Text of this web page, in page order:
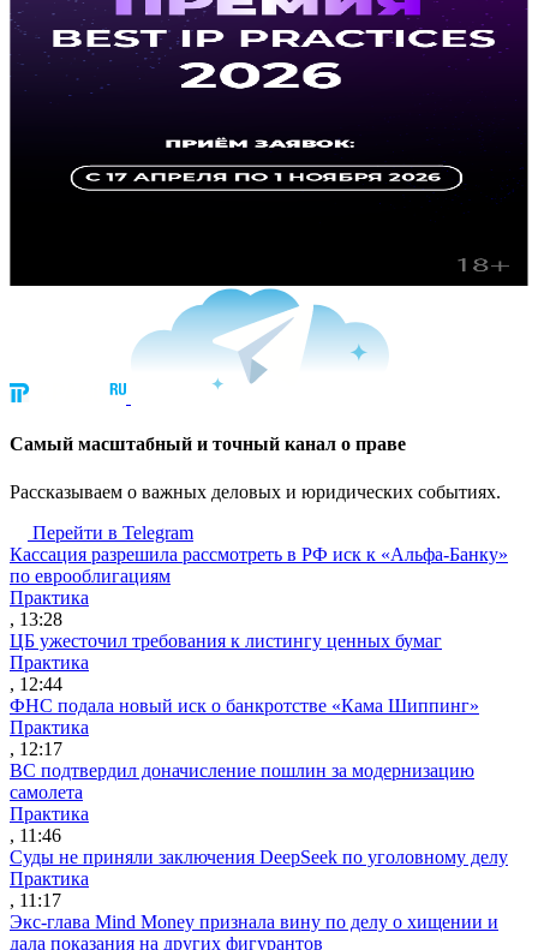
Cамый масштабный и точный канал о праве
Рассказываем о важных деловых и юридических событиях.
Перейти в Telegram
Кассация разрешила рассмотреть в РФ иск к «Альфа-Банку»
по еврооблигациям
Практика
, 13:28
ЦБ ужесточил требования к листингу ценных бумаг
Практика
, 12:44
ФНС подала новый иск о банкротстве «Кама Шиппинг»
Практика
, 12:17
ВС подтвердил доначисление пошлин за модернизацию
самолета
Практика
, 11:46
Суды не приняли заключения DeepSeek по уголовному делу
Практика
, 11:17
Экс-глава Mind Money признала вину по делу о хищении и
дала показания на других фигурантов